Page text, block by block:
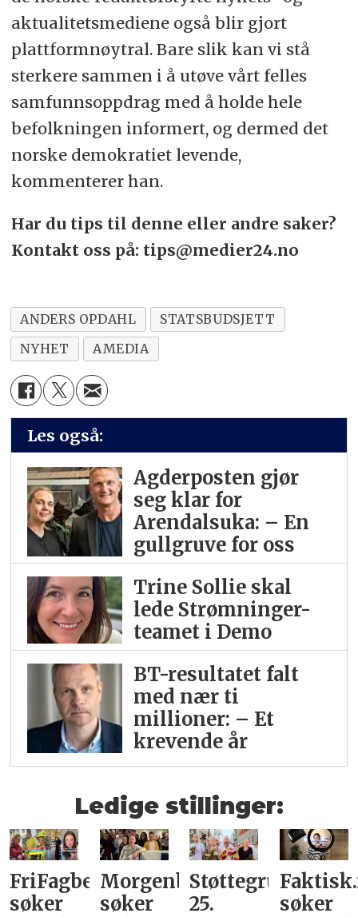
aktualitetsmediene også blir gjort
plattformnøytral. Bare slik kan vi stå
sterkere sammen i å utøve vårt felles
samfunnsoppdrag med å holde hele
befolkningen informert, og dermed det
norske demokratiet levende,
kommenterer han.
Har du tips til denne eller andre saker?
Kontakt oss på: tips@medier24.no
ANDERS OPDAHL
STATSBUDSJETT
NYHET
AMEDIA
Les også:
Agderposten gjør
seg klar for
Arendalsuka: – En
gullgruve for oss
Trine Sollie skal
lede Strømninger-
teamet i Demo
BT-resultatet falt
med nær ti
millioner: – Et
krevende år
Ledige stillinger:
FriFagbevegelse
søker
Morgenbladet
søker
Støttegruppa
25.
søker